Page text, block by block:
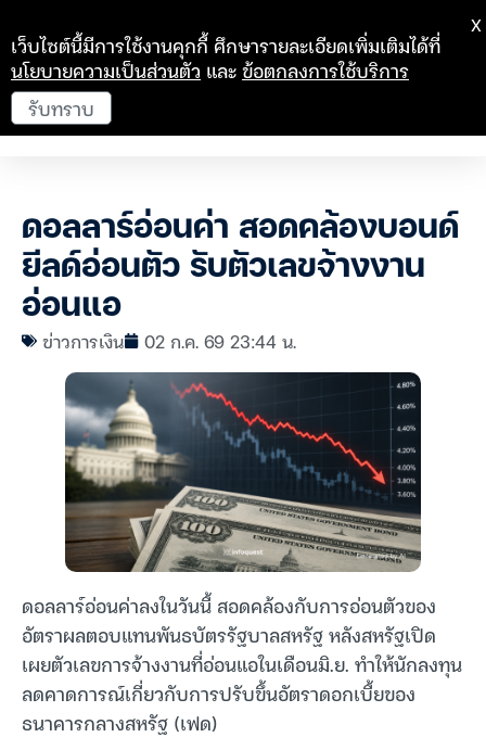
ดอลลาร์อ่อนค่า สอดคล้องบอนด์
ยีลด์อ่อนตัว รับตัวเลขจ้างงาน
อ่อนแอ
ข่าวการเงิน 02 ก.ค. 69 23:44 น.
ดอลลาร์อ่อนค่าลงในวันนี้ สอดคล้องกับการอ่อนตัวของ
อัตราผลตอบแทนพันธบัตรรัฐบาลสหรัฐ หลังสหรัฐเปิด
เผยตัวเลขการจ้างงานที่อ่อนแอในเดือนมิ.ย. ทำให้นักลงทุน
ลดคาดการณ์เกี่ยวกับการปรับขึ้นอัตราดอกเบี้ยของ
ธนาคารกลางสหรัฐ (เฟด)
เว็บไซต์นี้มีการใช้งานคุกกี้ ศึกษารายละเอียดเพิ่มเติมได้ที่
นโยบายความเป็นส่วนตัว และข้อตกลงการใช้บริการ
รับทราบ
X